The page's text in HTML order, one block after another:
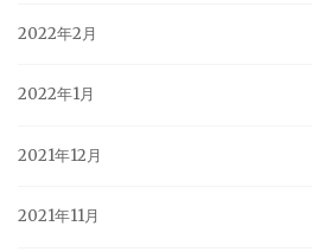
2022年2月
2022年1月
2021年12月
2021年11月